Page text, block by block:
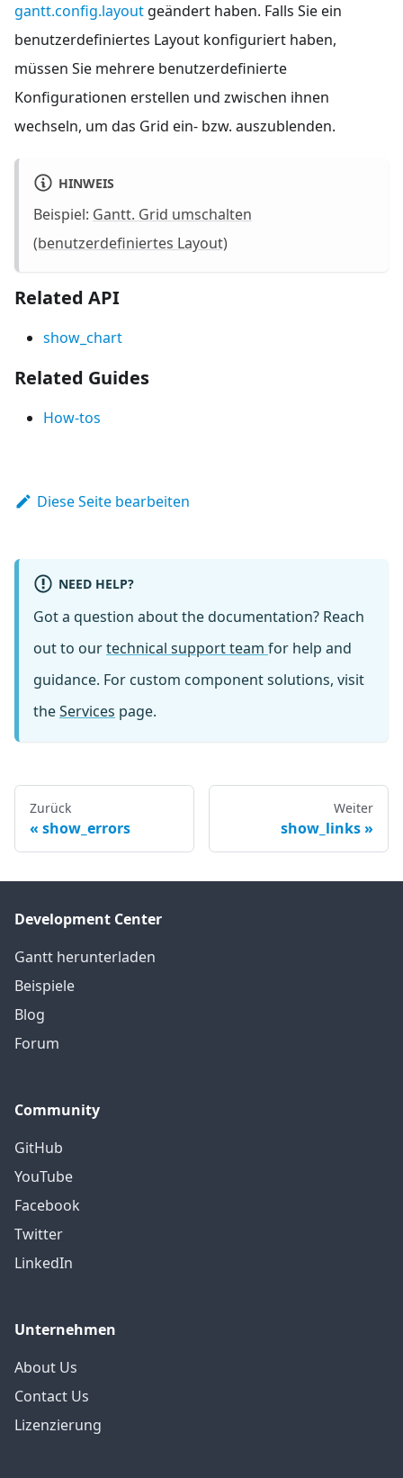
gantt.config.layout geändert haben. Falls Sie ein
benutzerdefiniertes Layout konfiguriert haben,
müssen Sie mehrere benutzerdefinierte
Konfigurationen erstellen und zwischen ihnen
wechseln, um das Grid ein- bzw. auszublenden.
HINWEIS
Beispiel: Gantt. Grid umschalten
(benutzerdefiniertes Layout)
Related API
show_chart
Related Guides
How-tos
Diese Seite bearbeiten
NEED HELP?
Got a question about the documentation? Reach
out to ourtechnical support team for help and
guidance. For custom component solutions, visit
theServices page.
Zurück
show_errors
Weiter
show_links
Development Center
Gantt herunterladen
Beispiele
Blog
Forum
Community
GitHub
YouTube
Facebook
Twitter
LinkedIn
Unternehmen
About Us
Contact Us
Lizenzierung